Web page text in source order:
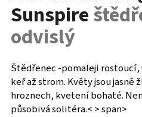
0,0
z
hvězdiček.
Sunspire
odvislý
Štědřenec -pomaleji
keř až strom. Květy jsou jasně
hroznech, kvetení bohaté.
působivá solitéra.< > span>